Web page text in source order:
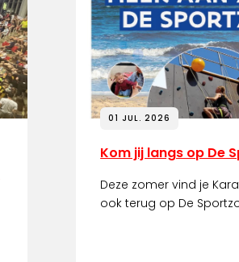
01 JUL. 2026
Kom jij langs op De
Deze zomer vind je
ook terug op De